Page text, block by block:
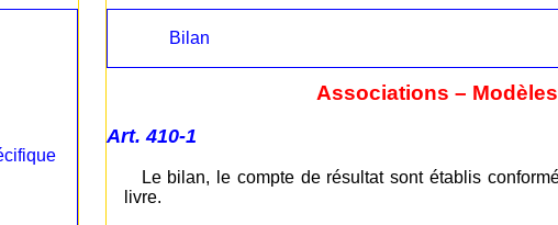
Bilan
Associations –
Art. 410-1
Le bilan, le compte de résultat sont établis
livre.